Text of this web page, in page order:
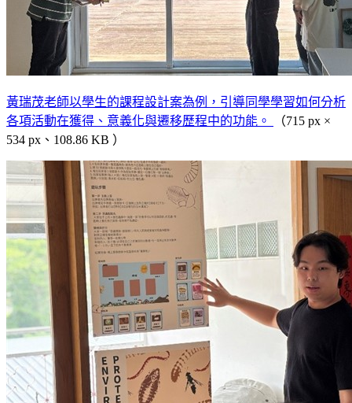
黃瑞茂老師以學生的課程設計案為例，引導同學學習如何分析
各項活動在獲得、意義化與遷移歷程中的功能。
（715 px ×
534 px、108.86 KB ）